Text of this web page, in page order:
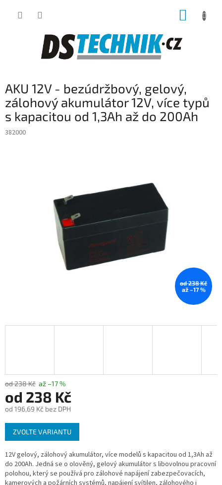
AKU 12V - bezúdržbový, gelový,
zálohový akumulátor 12V, více typů
s kapacitou od 1,3Ah až do 200Ah
382000
od 238 Kč
až –17 %
od 238 Kč až –17 %
od 238 Kč
od 196,69 Kč bez DPH
Měrná
cena:
ZVOLTE VARIANTU
12V gelový, zálohový akumulátor, více modelů s kapacitou od 1,3Ah až
do 200Ah. Jedná se o olověný, gelový akumulátor s libovolnou pracovní
polohou, který se používá pro zálohové napájení zabezpečovacích,